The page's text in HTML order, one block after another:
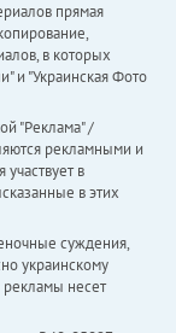
прямая
в которых
и "Украинская Фото
"Реклама" /
рекламными и
в
в этих
суждения,
украинскому
рекламы несет